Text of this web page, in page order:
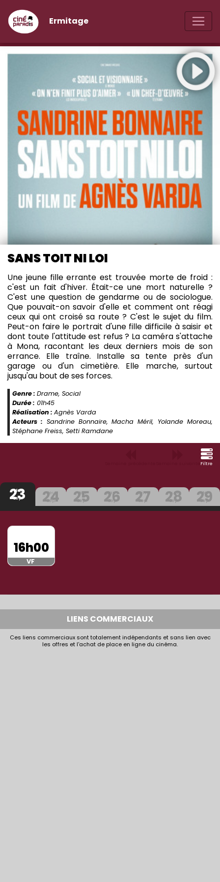
Ermitage
SANS TOIT NI LOI
Une jeune fille errante est trouvée morte de froid :
c'est un fait d'hiver. Était-ce une mort naturelle ?
C'est une question de gendarme ou de sociologue.
Que pouvait-on savoir d'elle et comment ont réagi
ceux qui ont croisé sa route ? C'est le sujet du film.
Peut-on faire le portrait d'une fille difficile à saisir et
dont toute l'attitude est refus ? La caméra s'attache
à Mona, racontant les deux derniers mois de son
errance. Elle traîne. Installe sa tente près d'un
garage ou d'un cimetière. Elle marche, surtout
jusqu'au bout de ses forces.
Genre : Drame, Social
Durée : 01h45
Réalisation : Agnès Varda
Acteurs : Sandrine Bonnaire, Macha Méril, Yolande Moreau,
Stéphane Freiss, Setti Ramdane
Filtre
Mer
23
Sep.
Jeu
24
Sep.
Ven
25
Sep.
Sam
26
Sep.
Dim
27
Sep.
Lun
28
Sep.
Mar
29
Sep.
16h00
VF
LIENS COMMERCIAUX
Ces liens commerciaux sont totalement indépendants et sans lien avec
les offres et l'achat de place en ligne du cinéma.